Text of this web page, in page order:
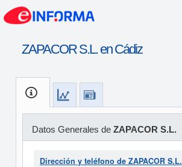
ZAPACOR S.L. en Cádiz
Datos Generales de ZAPACOR S.L.
Dirección y teléfono de ZAPACOR S.L.